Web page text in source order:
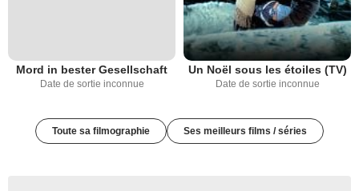
Mord in bester Gesellschaft
Date de sortie inconnue
Un Noël sous les étoiles (TV)
Date de sortie inconnue
Toute sa filmographie Ses meilleurs films / séries